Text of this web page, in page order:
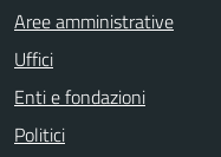
Aree amministrative
Uffici
Enti e fondazioni
Politici